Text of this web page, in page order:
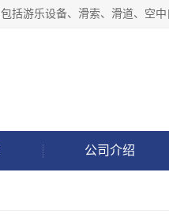
公司介绍